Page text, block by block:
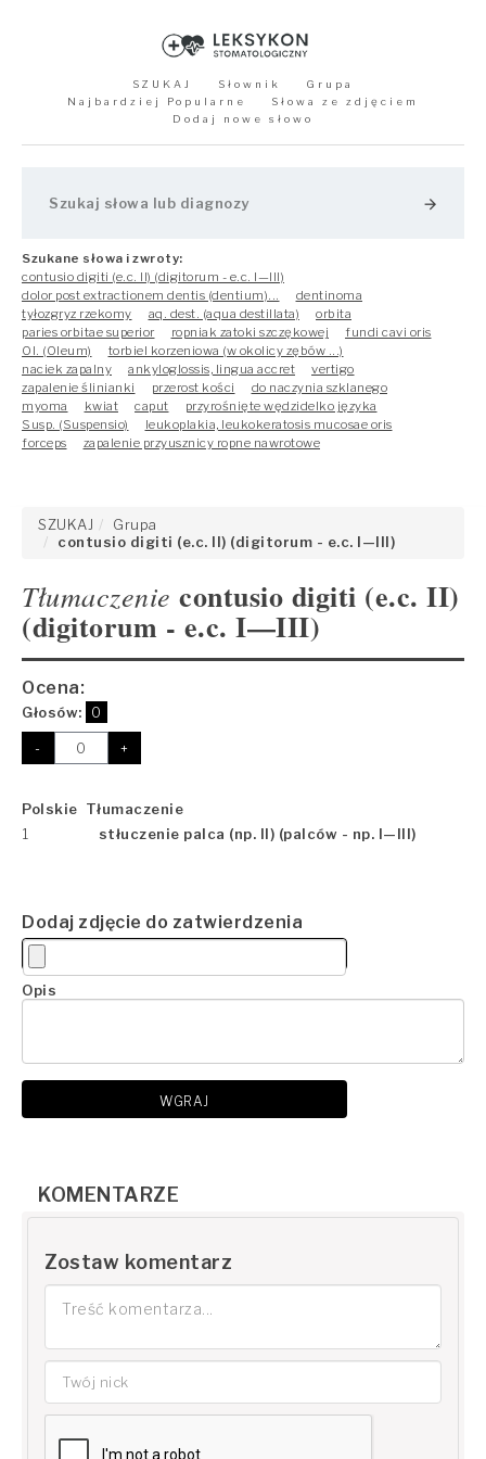
SZUKAJ Słownik
Grupa
Najbardziej Popularne
Słowa ze zdjęciem
Dodaj nowe słowo
arrow_forward
Szukane słowa i zwroty:
contusio digiti (e.c. II) (digitorum - e.c. I—III)
dolor post extractionem dentis (dentium)...
dentinoma
tyłozgryz rzekomy
aq. dest. (aqua destillata)
orbita
paries orbitae superior
ropniak zatoki szczękowej
fundi cavi oris
Ol. (Oleum)
torbiel korzeniowa (w okolicy zębów ...)
naciek zapalny
ankyloglossis, lingua accret
vertigo
zapalenie ślinianki
przerost kości
do naczynia szklanego
myoma
kwiat caput
przyrośnięte wędzidelko języka
Susp. (Suspensio)
leukoplakia, leukokeratosis mucosae oris
forceps
zapalenie przyusznicy ropne nawrotowe
SZUKAJ
Grupa
contusio digiti (e.c. II) (digitorum - e.c. I—III)
Tłumaczenie contusio digiti (e.c. II)
(digitorum - e.c. I—III)
Ocena:
Głosów: 0
- +
Polskie Tłumaczenie
1
stłuczenie palca (np. II) (palców - np. I—III)
Dodaj zdjęcie do zatwierdzenia
Opis
WGRAJ
KOMENTARZE
Zostaw komentarz